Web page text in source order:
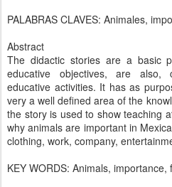
PALABRAS CLAVES: Animales,
Abstract
The didactic stories are a basic
educative objectives, are also,
educative activities. It has as
very a well defined area of the
the story is used to show teaching
why animals are important in
clothing, work, company,
KEY WORDS: Animals, importance,